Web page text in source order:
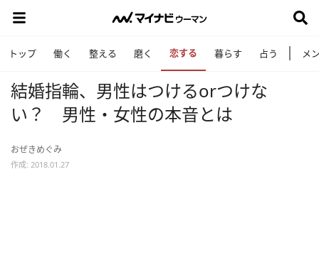
トップ 働く 整える 磨く 恋する 暮らす 占う メ
結婚指輪、男性はつけるorつけな
い？ 男性・女性の本音とは
おぜきめぐみ
作成: 2018.01.27